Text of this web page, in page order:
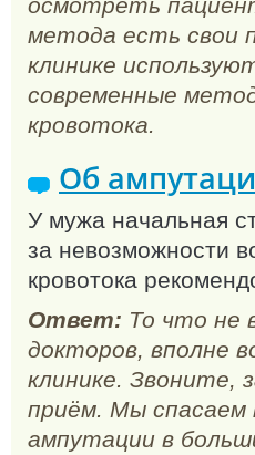
осмотреть
метода есть свои
клинике
современные
кровотока.
Об
У мужа начальная
за невозможности
кровотока
Ответ: То что не
докторов, вполне
клинике. Звоните,
приём. Мы спасаем
ампутации в